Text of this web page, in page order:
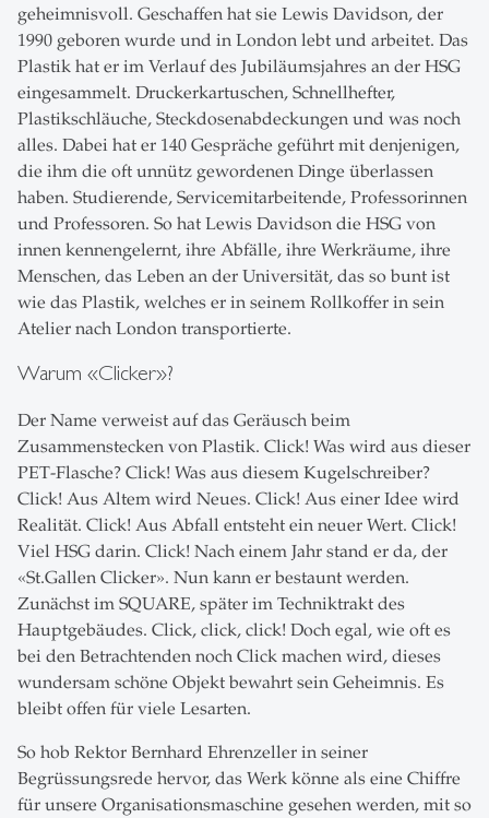
geheimnisvoll. Geschaffen hat sie Lewis Davidson, der
1990 geboren wurde und in London lebt und arbeitet. Das
Plastik hat er im Verlauf des Jubiläumsjahres an der HSG
eingesammelt. Druckerkartuschen, Schnellhefter,
Plastikschläuche, Steckdosenabdeckungen und was noch
alles. Dabei hat er 140 Gespräche geführt mit denjenigen,
die ihm die oft unnütz gewordenen Dinge überlassen
haben. Studierende, Servicemitarbeitende, Professorinnen
und Professoren. So hat Lewis Davidson die HSG von
innen kennengelernt, ihre Abfälle, ihre Werkräume, ihre
Menschen, das Leben an der Universität, das so bunt ist
wie das Plastik, welches er in seinem Rollkoffer in sein
Atelier nach London transportierte.
Warum «Clicker»?
Der Name verweist auf das Geräusch beim
Zusammenstecken von Plastik. Click! Was wird aus dieser
PET-Flasche? Click! Was aus diesem Kugelschreiber?
Click! Aus Altem wird Neues. Click! Aus einer Idee wird
Realität. Click! Aus Abfall entsteht ein neuer Wert. Click!
Viel HSG darin. Click! Nach einem Jahr stand er da, der
«St.Gallen Clicker». Nun kann er bestaunt werden.
Zunächst im SQUARE, später im Techniktrakt des
Hauptgebäudes. Click, click, click! Doch egal, wie oft es
bei den Betrachtenden noch Click machen wird, dieses
wundersam schöne Objekt bewahrt sein Geheimnis. Es
bleibt offen für viele Lesarten.
So hob Rektor Bernhard Ehrenzeller in seiner
Begrüssungsrede hervor, das Werk könne als eine Chiffre
für unsere Organisationsmaschine gesehen werden, mit so